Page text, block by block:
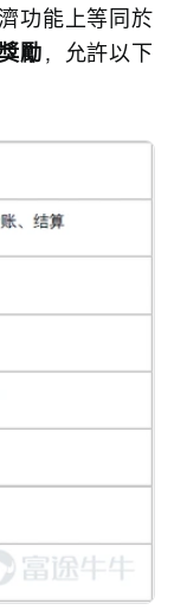
功能上等同於
勵，允許以下